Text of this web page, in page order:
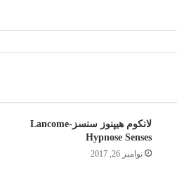
لانکوم هیپنوز سنسز-Lancome
Hypnose Senses
نوامبر 26, 2017